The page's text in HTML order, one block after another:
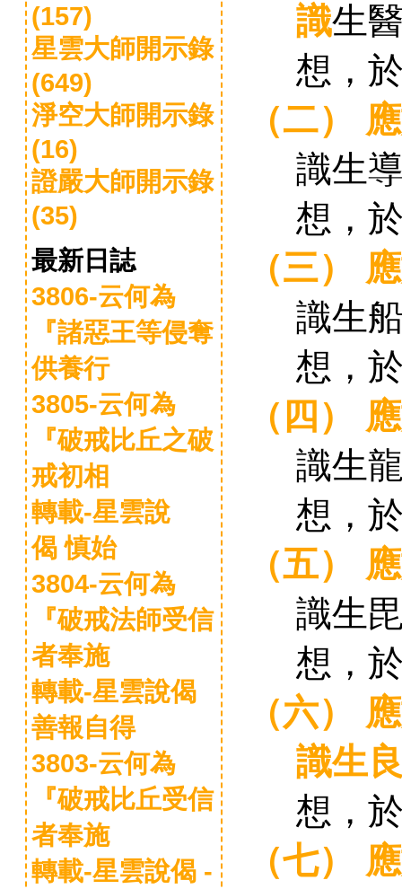
(157)
星雲大師開示錄
(649)
淨空大師開示錄
(16)
證嚴大師開示錄
(35)
最新日誌
3806-云何為
『諸惡王等侵奪
供養行
3805-云何為
『破戒比丘之破
戒初相
轉載-星雲說
偈 慎始
3804-云何為
『破戒法師受信
者奉施
轉載-星雲說偈
善報自得
3803-云何為
『破戒比丘受信
者奉施
轉載-星雲說偈 -
識生
想，
（二）
識生
想，
（三）
識生
想，
（四）
識生
想，
（五）
識生
想，
（六）
識生
想，
（七）